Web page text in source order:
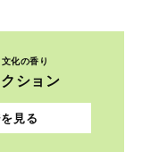
化の香り
ション
見る